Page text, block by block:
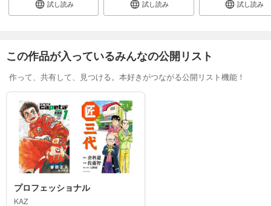
試し読み 試し読み 試し読み
この作品が入っているみんなの公開リスト
作って、共有して、見つける。本好きがつながる公開リスト機能！
プロフェッショナル
KAZ